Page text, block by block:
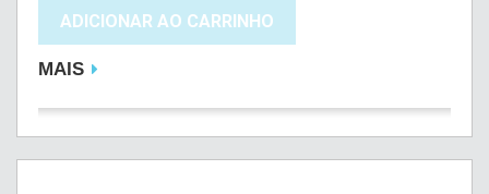
ADICIONAR AO CARRINHO
MAIS